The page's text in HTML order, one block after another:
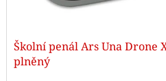
Školní penál Ars Una Drone
plněný